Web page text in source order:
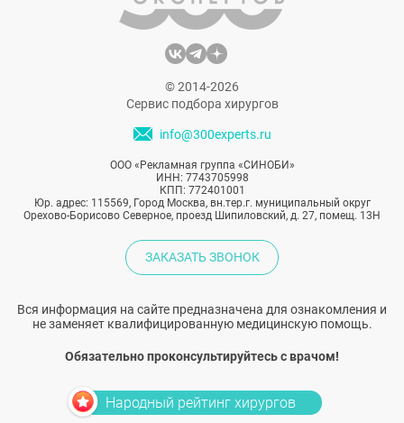
бурно. Давайте посмотрим на фото и
попробуем разобраться, кто же прав и
делала ли на самом деле Дженнифер
Лопес пластические операции.
© 2014-2026
Сервис подбора хирургов
info@300experts.ru
ООО «Рекламная группа «СИНОБИ»
ИНН: 7743705998
КПП: 772401001
Юр. адрес: 115569, Город Москва, вн.тер.г. муниципальный округ
Орехово-Борисово Северное, проезд Шипиловский, д. 27, помещ. 13Н
ЗАКАЗАТЬ ЗВОНОК
Вся информация на сайте предназначена для ознакомления и
не заменяет квалифицированную медицинскую помощь.
Обязательно проконсультируйтесь с врачом!
Народный рейтинг хирургов